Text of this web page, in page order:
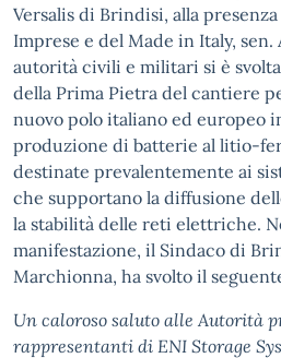
Versalis di Brindisi, alla
Imprese e del Made in Italy, sen.
autorità civili e militari si è
della Prima Pietra del cantiere
nuovo polo italiano ed europeo
produzione di batterie al litio-
destinate prevalentemente ai
che supportano la diffusione
la stabilità delle reti elettriche.
manifestazione, il Sindaco di
Marchionna, ha svolto il
Un caloroso saluto alle Autorità
rappresentanti di ENI Storage